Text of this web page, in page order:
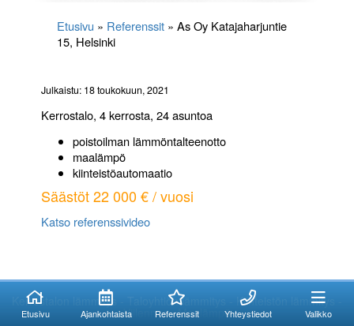
Etusivu Ajankohtaista Referenssit Yhteystiedot Valikko
Etusivu » Referenssit »As Oy Katajaharjuntie
15, Helsinki
Julkaistu: 18 toukokuun, 2021
Kerrostalo, 4 kerrosta, 24 asuntoa
poistoilman lämmöntalteenotto
maalämpö
kiinteistöautomaatio
Säästöt 22 000 € / vuosi
Katso referenssivideo
Kerrostalon lämmitys - Taloyhtiön lämmitys - Kiinteistön lämmitys -
Viilennys - Maalämpö